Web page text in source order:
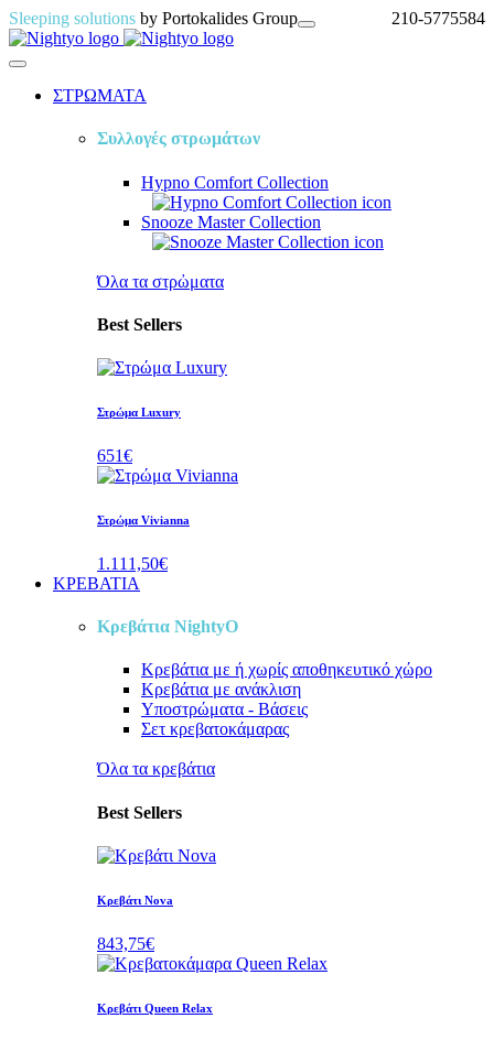
Sleeping solutions by Portokalides Group 210-5775584
ΣΤΡΩΜΑΤΑ
Συλλογές στρωμάτων
Hypno Comfort Collection
Snooze MasterCollection
Όλα τα στρὠματα
Best Sellers
Στρώμα Luxury
651€
Στρώμα Vivianna
1.111,50€
ΚΡΕΒΑΤΙΑ
Κρεβάτια NightyO
Κρεβάτια με ή χωρίς αποθηκευτικό χώρο
Κρεβάτια με ανάκλιση
Υποστρώματα - Βάσεις
Σετ κρεβατοκάμαρας
Όλα τα κρεβάτια
Best Sellers
Κρεβάτι Nova
843,75€
Κρεβάτι Queen Relax